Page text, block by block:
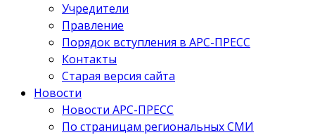
Учредители
Правление
Порядок вступления в АРС-ПРЕСС
Контакты
Старая версия сайта
Новости
Новости АРС-ПРЕСС
По страницам региональных СМИ